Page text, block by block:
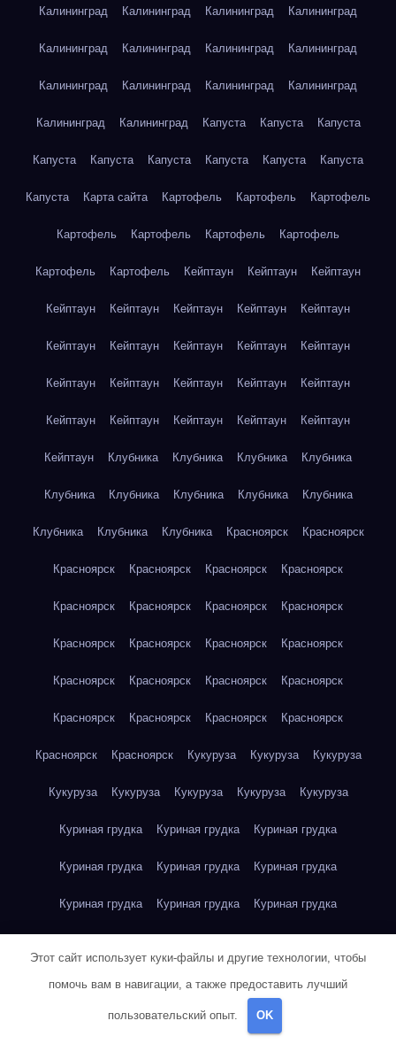
Калининград Калининград Калининград Калининград
Калининград Калининград Калининград Калининград
Калининград Калининград Калининград Калининград
Калининград Калининград Капуста Капуста Капуста
Капуста Капуста Капуста Капуста Капуста Капуста
Капуста Карта сайта Картофель Картофель Картофель
Картофель Картофель Картофель Картофель
Картофель Картофель Кейптаун Кейптаун Кейптаун
Кейптаун Кейптаун Кейптаун Кейптаун Кейптаун
Кейптаун Кейптаун Кейптаун Кейптаун Кейптаун
Кейптаун Кейптаун Кейптаун Кейптаун Кейптаун
Кейптаун Кейптаун Кейптаун Кейптаун Кейптаун
Кейптаун Клубника Клубника Клубника Клубника
Клубника Клубника Клубника Клубника Клубника
Клубника Клубника Клубника Красноярск Красноярск
Красноярск Красноярск Красноярск Красноярск
Красноярск Красноярск Красноярск Красноярск
Красноярск Красноярск Красноярск Красноярск
Красноярск Красноярск Красноярск Красноярск
Красноярск Красноярск Красноярск Красноярск
Красноярск Красноярск Кукуруза Кукуруза Кукуруза
Кукуруза Кукуруза Кукуруза Кукуруза Кукуруза
Куриная грудка Куриная грудка Куриная грудка
Куриная грудка Куриная грудка Куриная грудка
Куриная грудка Куриная грудка Куриная грудка
Куриное яйцо
Куриное яйцо Куриное яйцо
Этот сайт использует куки-файлы и другие технологии, чтобы
помочь вам в навигации, а также предоставить лучший
пользовательский опыт. OK